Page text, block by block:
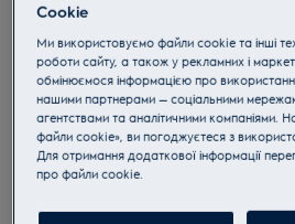
IPES6451KF
Індукційна
IPES6451KF
4.9 (10990)
Переваги
Індукційна варильна поверхня 600
стабільне варіння на повільному вогні.
Завдяки датчику Boil Sensor активне
Hob2Hood® автоматизує сумісне
Cookie
Ми використовуємо файли cookie та інші
роботи сайту, а також у рекламних і
обмінюємося інформацією про
нашими партнерами — соціальними
агентствами та аналітичними компаніями.
файли cookie», ви погоджуєтеся з
Для отримання додаткової інформації
прo файли cookie.